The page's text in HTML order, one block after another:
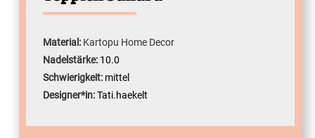
Material: Kartopu Home Decor
Nadelstärke: 10.0
Schwierigkeit: mittel
Designer*in:Tati.haekelt